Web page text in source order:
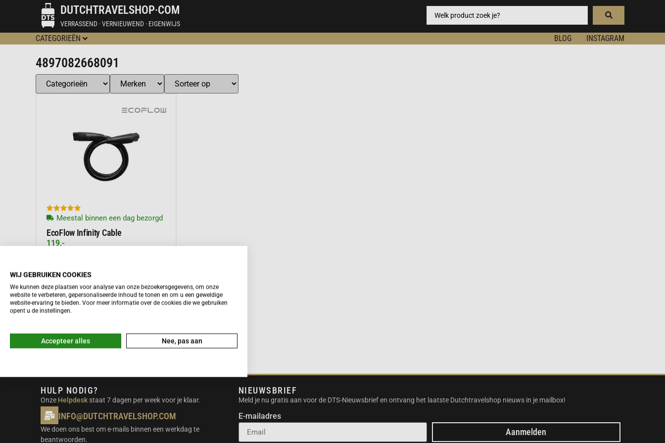
DUTCHTRAVELSHOP·COM
VERRASSEND · VERNIEUWEND · EIGENWIJS
CATEGORIEËN BLOG INSTAGRAM
4897082668091

Meestal binnen een dag bezorgd
EcoFlow Infinity Cable
119,-
Meer informatie
HULP NODIG?
Onze Helpdesk staat 7 dagen per week voor je klaar.
INFO@DUTCHTRAVELSHOP.COM
We doen ons best om e-mails binnen een werkdag te
beantwoorden.
NIEUWSBRIEF
Meld je nu gratis aan voor de DTS-Nieuwsbrief en ontvang het laatste Dutchtravelshop nieuws in je mailbox!
E-mailadres
Aanmelden
WIJ GEBRUIKEN COOKIES
We kunnen deze plaatsen voor analyse van onze bezoekersgegevens, om onze
website te verbeteren, gepersonaliseerde inhoud te tonen en om u een geweldige
website-ervaring te bieden. Voor meer informatie over de cookies die we gebruiken
opent u de instellingen.
Accepteer alles Nee, pas aan